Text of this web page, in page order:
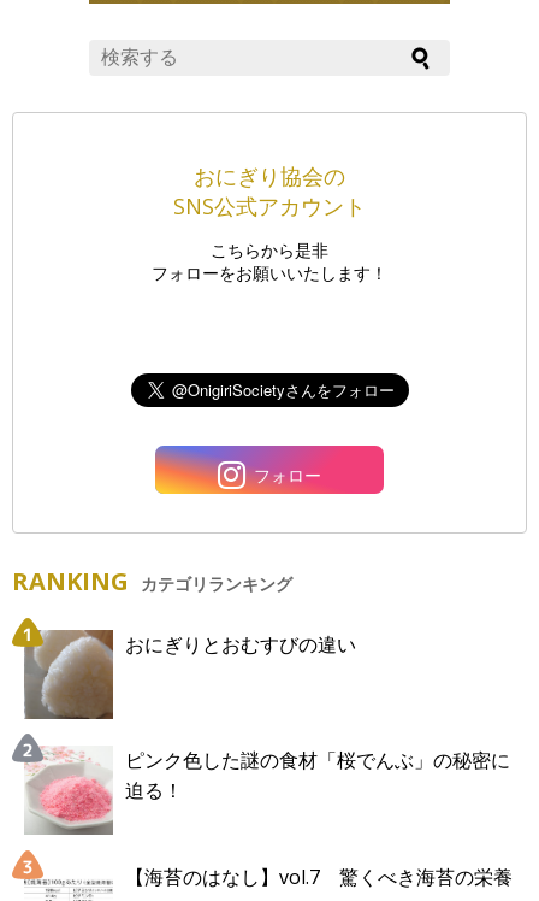
おにぎり協会の
SNS公式アカウント
こちらから是非
フォローをお願いいたします！
フォロー
RANKING カテゴリランキング
おにぎりとおむすびの違い
ピンク色した謎の食材「桜でんぶ」の秘密に
迫る！
【海苔のはなし】vol.7 驚くべき海苔の栄養